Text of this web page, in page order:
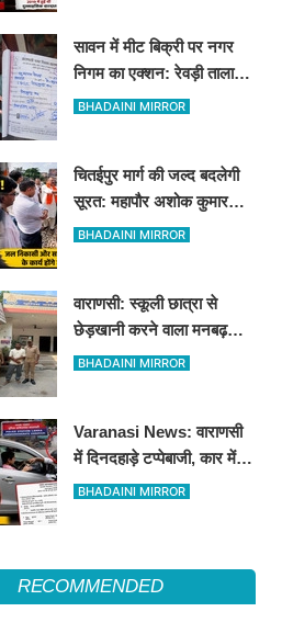
सावन में मीट बिक्री पर नगर
निगम का एक्शन: रेवड़ी तालाब
और पितरकुंडा में 4 दुकानों पर
BHADAINI MIRROR
चितईपुर मार्ग की जल्द बदलेगी
सूरत: महापौर अशोक कुमार
तिवारी और नगर आयुक्त ने किया
BHADAINI MIRROR
वाराणसी: स्कूली छात्रा से
छेड़खानी करने वाला मनबढ़
गिरफ्तार, लंका पुलिस ने उतारी
BHADAINI MIRROR
Varanasi News: वाराणसी
में दिनदहाड़े टप्पेबाजी, कार में
बैठी महिला को झांसा देकर 5
BHADAINI MIRROR
RECOMMENDED